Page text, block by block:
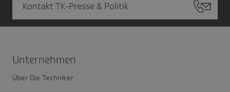
Kontakt TK-Presse & Politik
Unter­nehmen
Über Die Techniker